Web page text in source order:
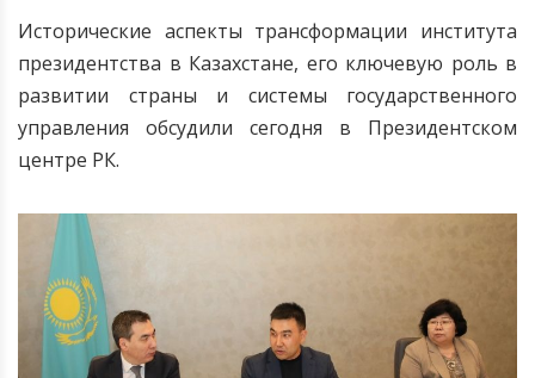
Исторические аспекты трансформации института
президентства в Казахстане, его ключевую роль в
развитии страны и системы государственного
управления обсудили сегодня в Президентском
центре РК.